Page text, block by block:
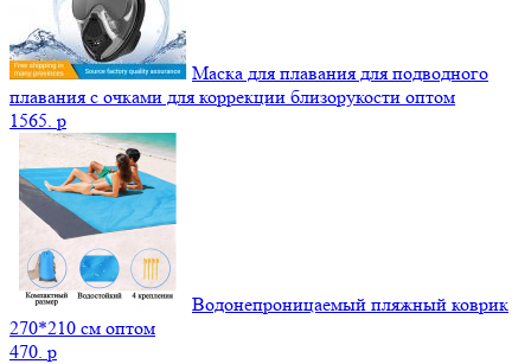
Маска для плавания для подводного
плавания с очками для коррекции близорукости оптом
1565. p
Водонепроницаемый пляжный коврик
270*210 см оптом
470. p